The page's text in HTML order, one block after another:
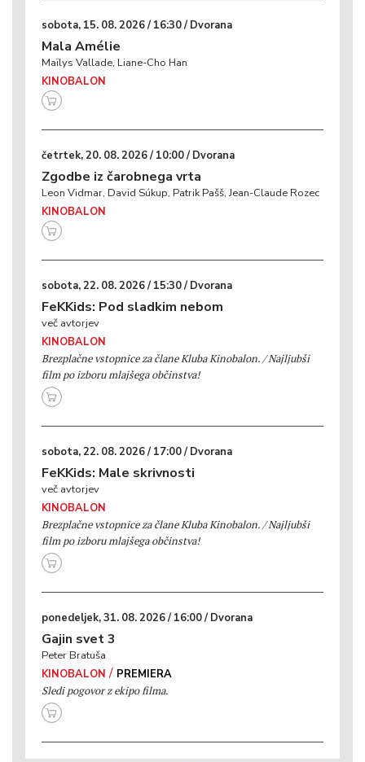
sobota, 15. 08. 2026 / 16:30 / Dvorana
Mala Amélie
Maïlys Vallade, Liane-Cho Han
KINOBALON
četrtek, 20. 08. 2026 / 10:00 / Dvorana
Zgodbe iz čarobnega vrta
Leon Vidmar, David Súkup, Patrik Pašš, Jean-Claude Rozec
KINOBALON
sobota, 22. 08. 2026 / 15:30 / Dvorana
FeKKids: Pod sladkim nebom
več avtorjev
KINOBALON
Brezplačne vstopnice za člane Kluba Kinobalon. / Najljubši
film po izboru mlajšega občinstva!
sobota, 22. 08. 2026 / 17:00 / Dvorana
FeKKids: Male skrivnosti
več avtorjev
KINOBALON
Brezplačne vstopnice za člane Kluba Kinobalon. / Najljubši
film po izboru mlajšega občinstva!
ponedeljek, 31. 08. 2026 / 16:00 / Dvorana
Gajin svet 3
Peter Bratuša
KINOBALON / PREMIERA
Sledi pogovor z ekipo filma.